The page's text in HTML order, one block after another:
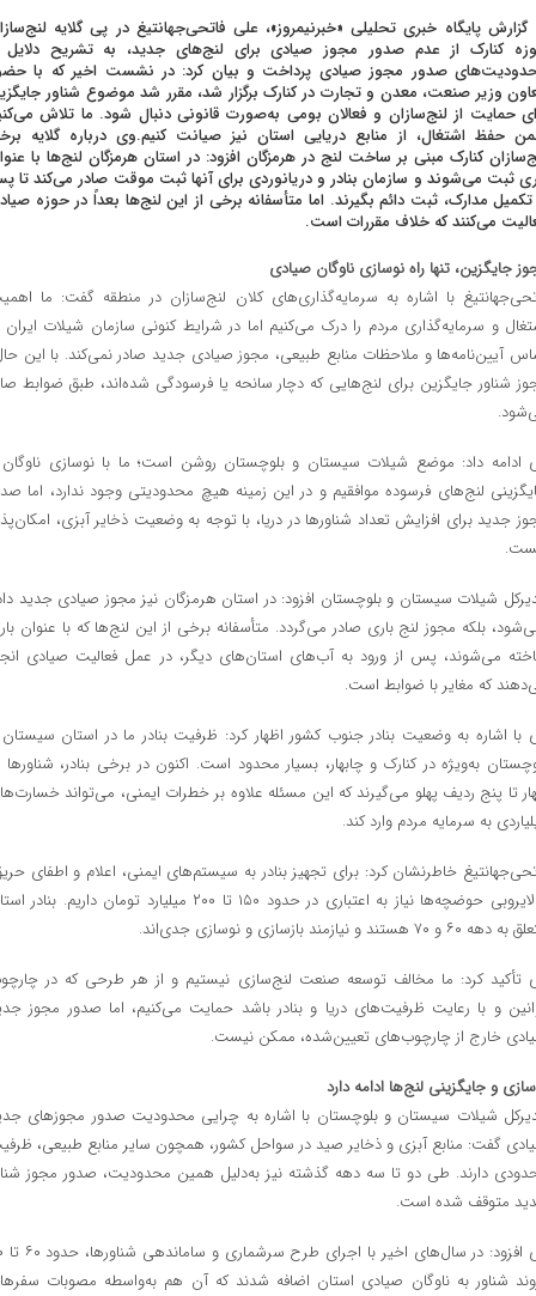
گزارش پایگاه خبری تحلیلی «خبرنیمروز»، علی فاتحی‌جهانتیغ در پی گلایه
کنارک از عدم صدور مجوز صیادی برای لنج‌های جدید، به تشریح
صدور مجوز صیادی پرداخت و بیان کرد: در نشست اخیر که با
وزیر صنعت، معدن و تجارت در کنارک برگزار شد، مقرر شد موضوع شناور
حمایت از لنج‌سازان و فعالان بومی به‌صورت قانونی دنبال شود. ما تلاش
حفظ اشتغال، از منابع دریایی استان نیز صیانت کنیم.وی درباره گلایه
کنارک مبنی بر ساخت لنج در هرمزگان افزود: در استان هرمزگان لنج‌ها با
ثبت می‌شوند و سازمان بنادر و دریانوردی برای آنها ثبت موقت صادر می‌کند تا
تکمیل مدارک، ثبت دائم بگیرند. اما متأسفانه برخی از این لنج‌ها بعداً در حوزه
می‌کنند که خلاف مقررات است.
جایگزین، تنها راه نوسازی ناوگان صیادی
با اشاره به سرمایه‌گذاری‌های کلان لنج‌سازان در منطقه گفت: ما
و سرمایه‌گذاری مردم را درک می‌کنیم اما در شرایط کنونی سازمان شیلات ایران
آیین‌نامه‌ها و ملاحظات منابع طبیعی، مجوز صیادی جدید صادر نمی‌کند. با این
شناور جایگزین برای لنج‌هایی که دچار سانحه یا فرسودگی شده‌اند، طبق ضوابط
ادامه داد: موضع شیلات سیستان و بلوچستان روشن است؛ ما با نوسازی
لنج‌های فرسوده موافقیم و در این زمینه هیچ محدودیتی وجود ندارد، اما
جدید برای افزایش تعداد شناورها در دریا، با توجه به وضعیت ذخایر آبزی،
شیلات سیستان و بلوچستان افزود: در استان هرمزگان نیز مجوز صیادی جدید
بلکه مجوز لنج باری صادر می‌گردد. متأسفانه برخی از این لنج‌ها که با عنوان
می‌شوند، پس از ورود به آب‌های استان‌های دیگر، در عمل فعالیت صیادی
که مغایر با ضوابط است.
با اشاره به وضعیت بنادر جنوب کشور اظهار کرد: ظرفیت بنادر ما در استان
به‌ویژه در کنارک و چابهار، بسیار محدود است. اکنون در برخی بنادر، شناورها
تا پنج ردیف پهلو می‌گیرند که این مسئله علاوه بر خطرات ایمنی، می‌تواند
به سرمایه مردم وارد کند.
خاطرنشان کرد: برای تجهیز بنادر به سیستم‌های ایمنی، اعلام و اطفای
و لایروبی حوضچه‌ها نیاز به اعتباری در حدود ۱۵۰ تا ۲۰۰ میلیارد تومان داریم.
۶۰ و ۷۰ هستند و نیازمند بازسازی و نوسازی جدی‌اند.
تأکید کرد: ما مخالف توسعه صنعت لنج‌سازی نیستیم و از هر طرحی که در
و با رعایت ظرفیت‌های دریا و بنادر باشد حمایت می‌کنیم، اما صدور مجوز
خارج از چارچوب‌های تعیین‌شده، ممکن نیست.
و جایگزینی لنج‌ها ادامه دارد
شیلات سیستان و بلوچستان با اشاره به چرایی محدودیت صدور مجوزهای
گفت: منابع آبزی و ذخایر صید در سواحل کشور، همچون سایر منابع طبیعی،
دارند. طی دو تا سه دهه گذشته نیز به‌دلیل همین محدودیت، صدور مجوز
متوقف شده است.
وی افزود:
شناور به ناوگان صیادی استان اضافه شدند که آن هم به‌واسطه مصوبات